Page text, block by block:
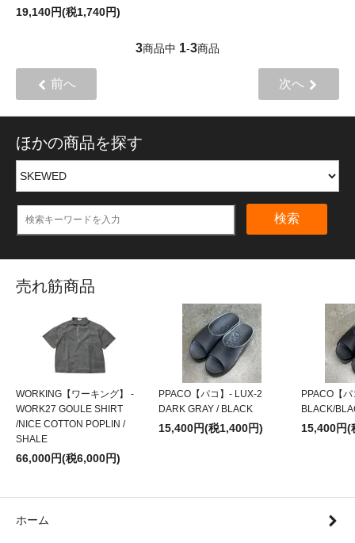
19,140円(税1,740円)
3商品中 1-3商品
前へ 次へ
ほかの商品を探す
検索
売れ筋商品
WORKING【ワーキング】 -
WORK27 GOULE SHIRT
/NICE COTTON POPLIN /
SHALE
66,000円(税6,000円)
PPACO【パコ】- LUX-2
DARK GRAY / BLACK
15,400円(税1,400円)
PPACO【
BLACK/
15,400円(
ホーム